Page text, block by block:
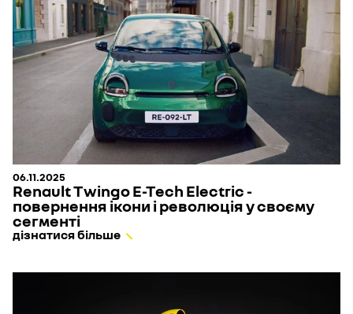
06.11.2025
Renault Twingo E-Tech Electric -
повернення ікони і революція у своєму
сегменті
дізнатися більше